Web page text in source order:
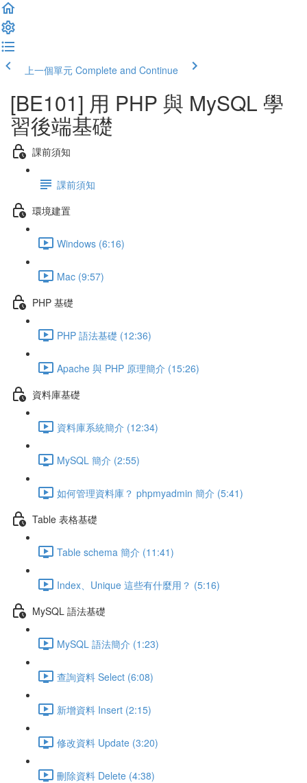
上一個單元 Complete and Continue
[BE101] 用 PHP 與 MySQL 學
習後端基礎
課前須知
課前須知
環境建置
Windows (6:16)
Mac (9:57)
PHP 基礎
PHP 語法基礎 (12:36)
Apache 與 PHP 原理簡介 (15:26)
資料庫基礎
資料庫系統簡介 (12:34)
MySQL 簡介 (2:55)
如何管理資料庫？ phpmyadmin 簡介 (5:41)
Table 表格基礎
Table schema 簡介 (11:41)
Index、Unique 這些有什麼用？ (5:16)
MySQL 語法基礎
MySQL 語法簡介 (1:23)
查詢資料 Select (6:08)
新增資料 Insert (2:15)
修改資料 Update (3:20)
刪除資料 Delete (4:38)